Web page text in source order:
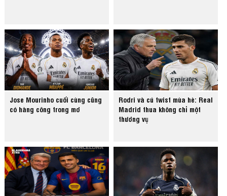
Jose Mourinho cuối cùng cũng
có hàng công trong mơ
Rodri và cú twist mùa hè: Real
Madrid thua không chỉ một
thương vụ